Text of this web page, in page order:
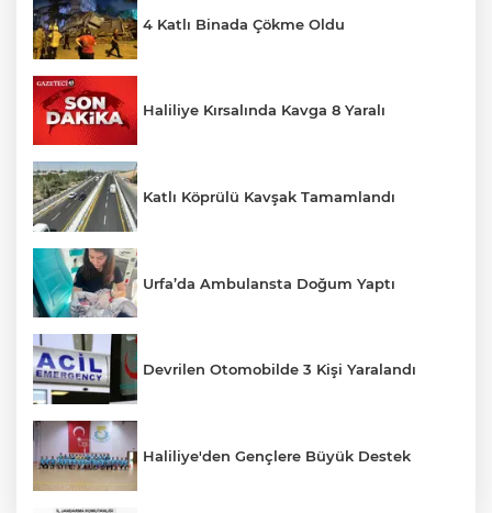
4 Katlı Binada Çökme Oldu
Haliliye Kırsalında Kavga 8 Yaralı
Katlı Köprülü Kavşak Tamamlandı
Urfa’da Ambulansta Doğum Yaptı
Devrilen Otomobilde 3 Kişi Yaralandı
Haliliye'den Gençlere Büyük Destek